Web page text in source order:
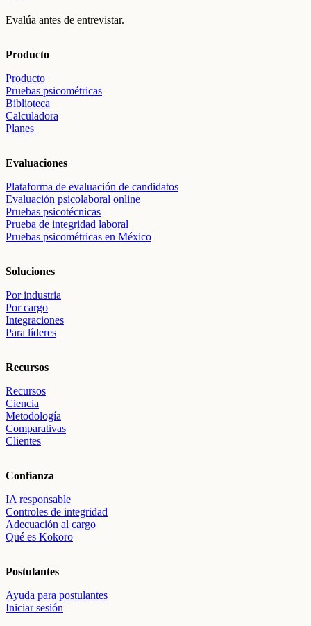
Evalúa antes de entrevistar.
Producto
Producto
Pruebas psicométricas
Biblioteca
Calculadora
Planes
Evaluaciones
Plataforma de evaluación de candidatos
Evaluación psicolaboral online
Pruebas psicotécnicas
Prueba de integridad laboral
Pruebas psicométricas en México
Soluciones
Por industria
Por cargo
Integraciones
Para líderes
Recursos
Recursos
Ciencia
Metodología
Comparativas
Clientes
Confianza
IA responsable
Controles de integridad
Adecuación al cargo
Qué es Kokoro
Postulantes
Ayuda para postulantes
Iniciar sesión